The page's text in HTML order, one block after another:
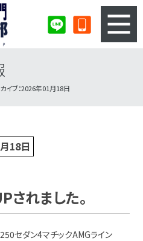
会社概要・店舗紹介・MAP
イブ：2026年01月18日
18日
されました。
セダン4マチックAMGライン